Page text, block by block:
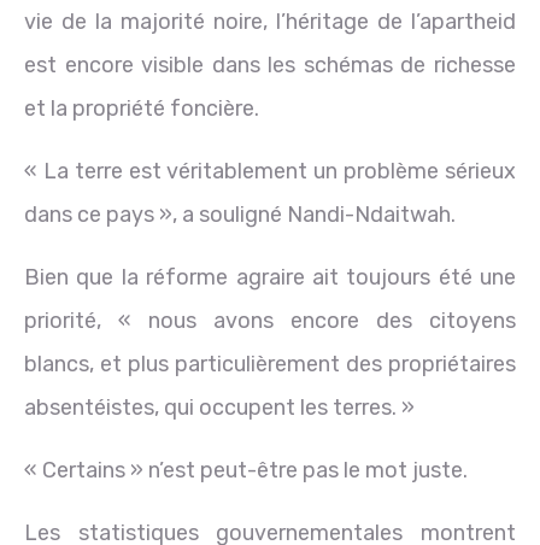
vie de la majorité noire, l’héritage de l’apartheid
est encore visible dans les schémas de richesse
et la propriété foncière.
« La terre est véritablement un problème sérieux
dans ce pays », a souligné Nandi-Ndaitwah.
Bien que la réforme agraire ait toujours été une
priorité, « nous avons encore des citoyens
blancs, et plus particulièrement des propriétaires
absentéistes, qui occupent les terres. »
« Certains » n’est peut-être pas le mot juste.
Les statistiques gouvernementales montrent